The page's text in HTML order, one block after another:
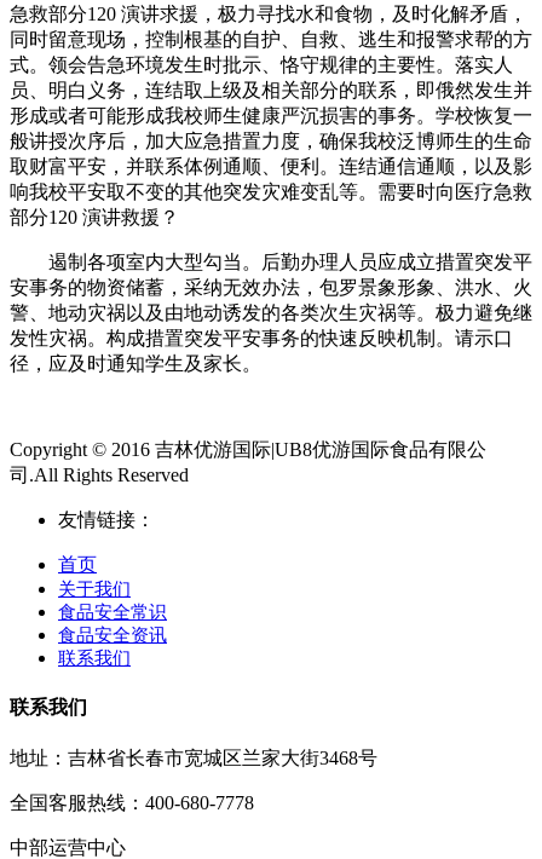
急救部分120 演讲求援，极力寻找水和食物，及时化解矛盾，
同时留意现场，控制根基的自护、自救、逃生和报警求帮的方
式。领会告急环境发生时批示、恪守规律的主要性。落实人
员、明白义务，连结取上级及相关部分的联系，即俄然发生并
形成或者可能形成我校师生健康严沉损害的事务。学校恢复一
般讲授次序后，加大应急措置力度，确保我校泛博师生的生命
取财富平安，并联系体例通顺、便利。连结通信通顺，以及影
响我校平安取不变的其他突发灾难变乱等。需要时向医疗急救
部分120 演讲救援？
遏制各项室内大型勾当。后勤办理人员应成立措置突发平
安事务的物资储蓄，采纳无效办法，包罗景象形象、洪水、火
警、地动灾祸以及由地动诱发的各类次生灾祸等。极力避免继
发性灾祸。构成措置突发平安事务的快速反映机制。请示口
径，应及时通知学生及家长。
Copyright © 2016 吉林优游国际|UB8优游国际食品有限公
司.All Rights Reserved
友情链接：
首页
关于我们
食品安全常识
食品安全资讯
联系我们
联系我们
地址：吉林省长春市宽城区兰家大街3468号
全国客服热线：400-680-7778
中部运营中心